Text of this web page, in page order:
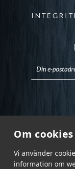
Om
Vi använder
information om